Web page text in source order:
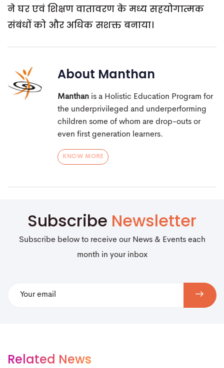
ने घर एवं शिक्षण वातावरण के मध्य सहयोगात्मक
संबंधों को और अधिक सशक्त बनाया।
About Manthan
Manthan is a Holistic Education Program for
the underprivileged and underperforming
children some of whom are drop-outs or
even first generation learners.
KNOW MORE
Subscribe Newsletter
Subscribe below to receive our News & Events each
month in your inbox
Related News